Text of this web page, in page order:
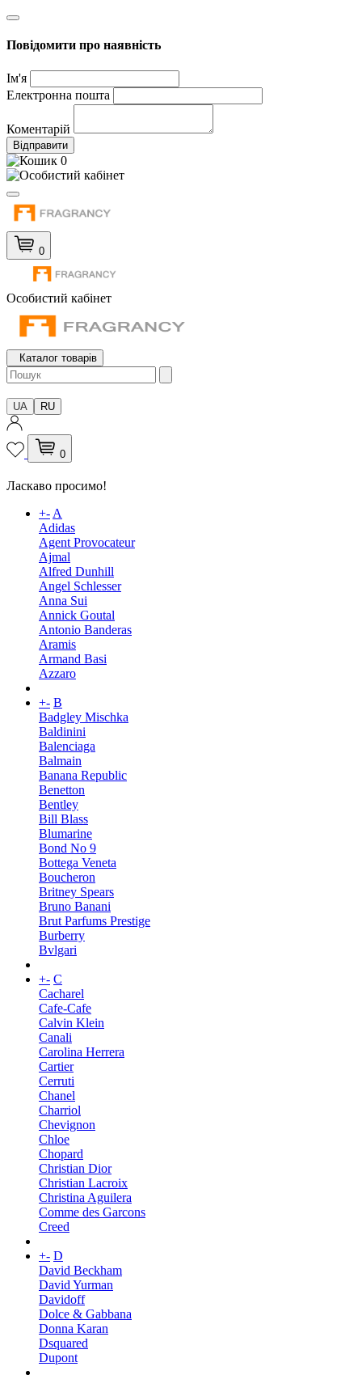
Повідомити про наявність
Ім'я
Електронна пошта
Коментарій
Відправити
0
0
Особистий кабінет
Каталог товарів
UA RU
0
Ласкаво просимо!
+-A
Adidas
Agent Provocateur
Ajmal
Alfred Dunhill
Angel Schlesser
Anna Sui
Annick Goutal
Antonio Banderas
Aramis
Armand Basi
Azzaro
+- B
Badgley Mischka
Baldinini
Balenciaga
Balmain
Banana Republic
Benetton
Bentley
Bill Blass
Blumarine
Bond No 9
Bottega Veneta
Boucheron
Britney Spears
Bruno Banani
Brut Parfums Prestige
Burberry
Bvlgari
+- C
Cacharel
Cafe-Cafe
Calvin Klein
Canali
Carolina Herrera
Cartier
Cerruti
Chanel
Charriol
Chevignon
Chloe
Chopard
Christian Dior
Christian Lacroix
Christina Aguilera
Comme des Garcons
Creed
+- D
David Beckham
David Yurman
Davidoff
Dolce & Gabbana
Donna Karan
Dsquared
Dupont